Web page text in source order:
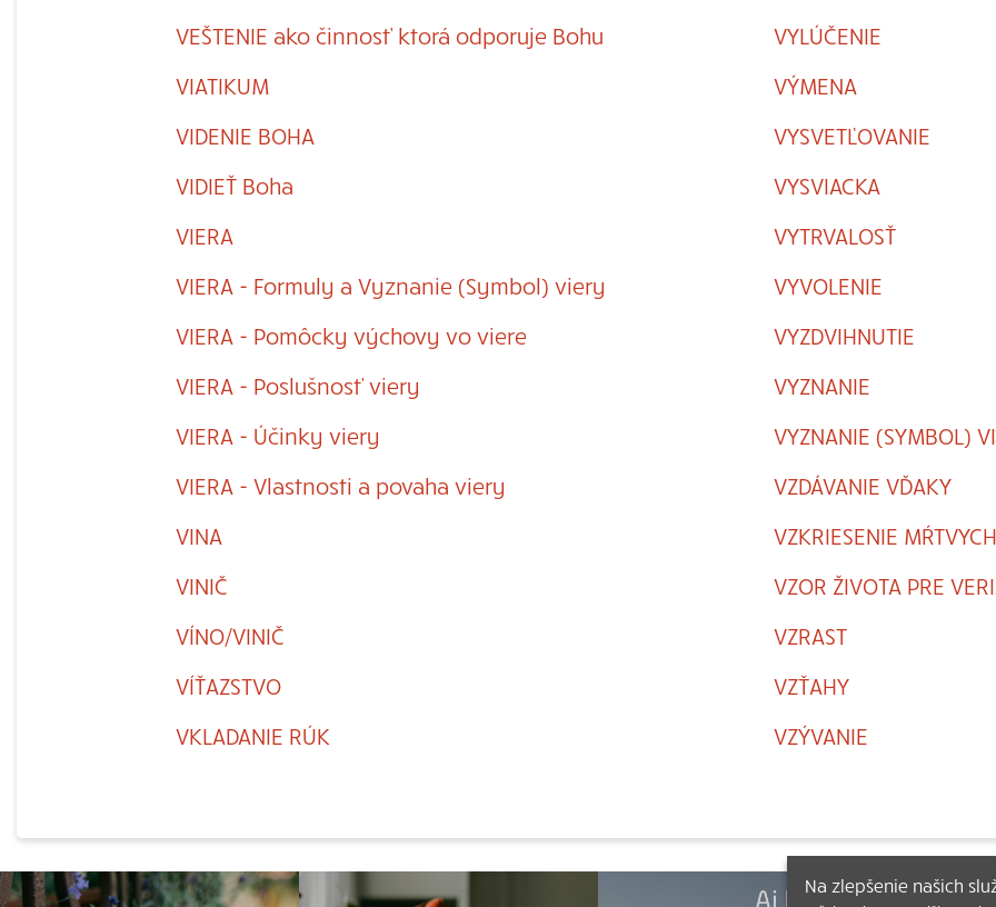
VEŠTENIE ako činnosť ktorá odporuje Bohu
VIATIKUM
VIDENIE BOHA
VIDIEŤ Boha
VIERA
VIERA - Formuly a Vyznanie (Symbol) viery
VIERA - Pomôcky výchovy vo viere
VIERA - Poslušnosť viery
VIERA - Účinky viery
VIERA - Vlastnosti a povaha viery
VINA
VINIČ
VÍNO/VINIČ
VÍŤAZSTVO
VKLADANIE RÚK
VYLÚČENIE
VÝMENA
VYSVETĽOVANIE
VYSVIACKA
VYTRVALOSŤ
VYVOLENIE
VYZDVIHNUTIE
VYZNANIE
VYZNANIE (SYMBOL)
VZDÁVANIE VĎAKY
VZKRIESENIE MŔTVYCH
VZOR ŽIVOTA PRE
VZRAST
VZŤAHY
VZÝVANIE
Na zlepšenie našich